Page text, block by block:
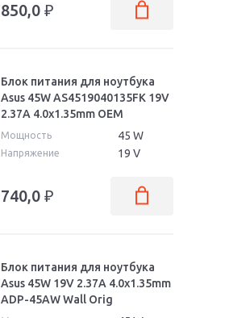
850,0 ₽
Блок питания для ноутбука
Asus 45W AS4519040135FK 19V
2.37A 4.0x1.35mm OEM
Мощность 45 W
Напряжение 19 V
740,0 ₽
Блок питания для ноутбука
Asus 45W 19V 2.37A 4.0x1.35mm
ADP-45AW Wall Orig